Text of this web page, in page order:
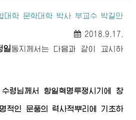
대학 문학대학 박사 부교수 박길만
2018.9.17.
일동지 께서는 다음과 같이 교시하
수령님 께서 항일혁명투쟁시기에 창
적인 문풍의 력사적뿌리에 기초하